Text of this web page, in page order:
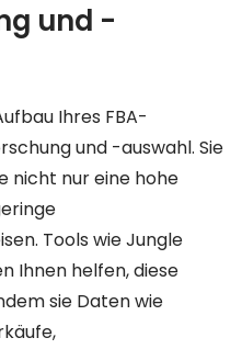
und -
Ihres FBA-
und -auswahl. Sie
nicht nur eine hohe
Tools wie Jungle
Ihnen helfen, diese
sie Daten wie